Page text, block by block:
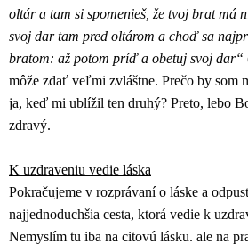
oltár a tam si spomenieš, že tvoj brat má
svoj dar tam pred oltárom a choď sa
bratom: až potom príď a obetuj svoj dar“
môže zdať veľmi zvláštne. Prečo by som
ja, keď mi ublížil ten druhý? Preto, lebo
zdravý.
K uzdraveniu vedie láska
Pokračujeme v rozprávaní o láske a
najjednoduchšia cesta, ktorá vedie k
Nemyslím tu iba na citovú lásku. ale na